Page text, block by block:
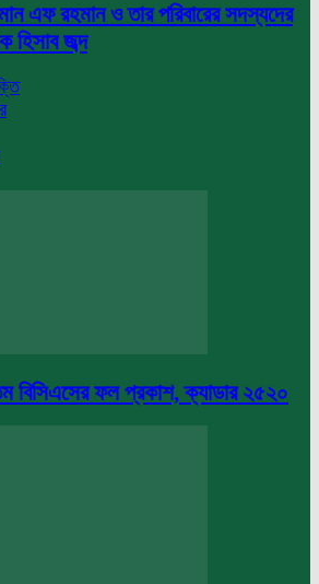
এফ রহমান ও তার পরিবারের সদস্যদের
হিসাব জব্দ
বিসিএসের ফল প্রকাশ, ক্যাডার ২৫২০